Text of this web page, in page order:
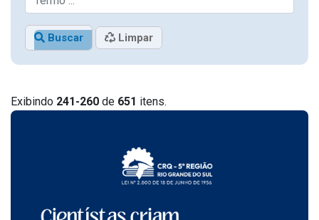
Exibindo 241-260 de 651 itens.
Buscar Limpar